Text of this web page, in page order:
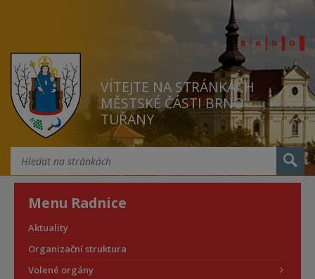
VÍTEJTE NA STRÁNKÁCH
MĚSTSKÉ ČÁSTI BRNO
TUŘANY
Menu Radnice
Aktuality
Organizační struktura
Volené orgány